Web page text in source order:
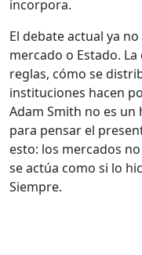
incorpora.
El debate actual ya
mercado o Estado.
reglas, cómo se
instituciones hacen
Adam Smith no es
para pensar el
esto: los mercados
se actúa como si lo
Siempre.